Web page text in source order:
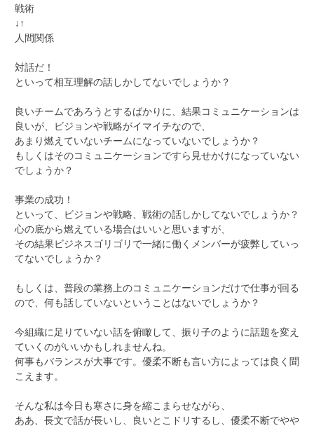
戦術
↓↑
人間関係
対話だ！
といって相互理解の話しかしてないでしょうか？
良いチームであろうとするばかりに、結果コミュニケーションは
良いが、ビジョンや戦略がイマイチなので、
あまり燃えていないチームになっていないでしょうか？
もしくはそのコミュニケーションですら見せかけになっていない
でしょうか？
事業の成功！
といって、ビジョンや戦略、戦術の話しかしてないでしょうか？
心の底から燃えている場合はいいと思いますが、
その結果ビジネスゴリゴリで一緒に働くメンバーが疲弊していっ
てないでしょうか？
もしくは、普段の業務上のコミュニケーションだけで仕事が回る
ので、何も話していないということはないでしょうか？
今組織に足りていない話を俯瞰して、振り子のように話題を変え
ていくのがいいかもしれませんね。
何事もバランスが大事です。優柔不断も言い方によっては良く聞
こえます。
そんな私は今日も寒さに身を縮こまらせながら、
ああ、長文で話が長いし、良いとこドリするし、優柔不断でやや